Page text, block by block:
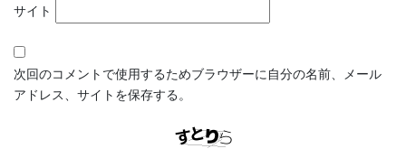
サイト
次回のコメントで使用するためブラウザーに自分の名前、メール
アドレス、サイトを保存する。